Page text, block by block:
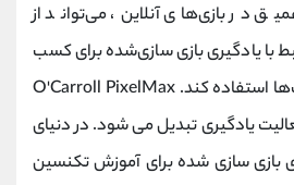
در بازی‌های آنلاین، می‌تواند از
با یادگیری بازی ‌سازی‌شده برای کسب
آسان ‌تر و سریع ‌تر مهارت‌ها استفاده کند. O'Carroll PixelMax
یادگیری تبدیل می شود. در دنیای
بازی سازی شده برای آموزش تکنسین